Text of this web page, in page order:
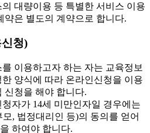
대량이용 등 특별한 서비스 이용
약은 별도의 계약으로 합니다.
청)
이용하고자 하는 자는 교육정보
한 양식에 따라 온라인신청을 이용
신청을 해야 합니다.
자가 14세 미만인자일 경우에는
모, 법정대리인 등)의 동의를 얻어
하여야 합니다.